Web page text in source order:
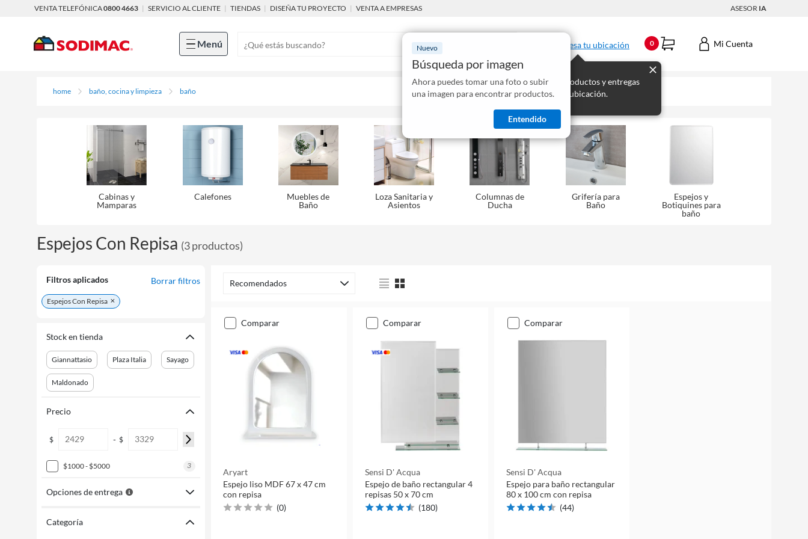
VENTA TELEFÓNICA0800 4663 | SERVICIO AL CLIENTE | TIENDAS | DISEÑA TU PROYECTO | VENTA A EMPRESAS ASESOR IA
Menú Nuevo
Búsqueda por imagen
Ahora puedes tomar una foto o subir
una imagen para encontrar productos.
Entendido
Ingresa tu ubicación
Mostraremos los productos y entregas
disponibles para tu ubicación.
0 Mi Cuenta
home baño, cocina y limpieza baño
Cabinas y
Mamparas
Calefones
Muebles de
Baño
Loza Sanitaria y
Asientos
Columnas de
Ducha
Grifería para
Baño
Espejos y
Botiquines para
baño
Espejos Con Repisa (3productos)
Filtros aplicados Borrar filtros
Espejos Con Repisa
Stock en tienda
Giannattasio Plaza Italia Sayago
Maldonado
Precio
$ - $
$1000 - $5000 3
Opciones de entrega
Categoría
Recomendados
comparar
Aryart
Espejo liso MDF 67 x 47 cm
con repisa
(0)
comparar
Sensi D' Acqua
Espejo de baño rectangular 4
repisas 50 x 70 cm
(180)
comparar
Sensi D' Acqua
Espejo para baño rectangular
80 x 100 cm con repisa
(44)